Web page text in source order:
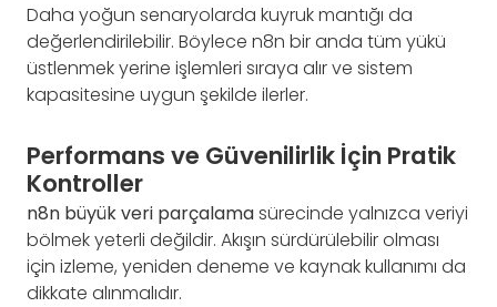
Daha yoğun senaryolarda kuyruk mantığı da
değerlendirilebilir. Böylece n8n bir anda tüm yükü
üstlenmek yerine işlemleri sıraya alır ve sistem
kapasitesine uygun şekilde ilerler.
Performans ve Güvenilirlik İçin Pratik
Kontroller
n8n büyük veri parçalamasürecinde yalnızca veriyi
bölmek yeterli değildir. Akışın sürdürülebilir olması
için izleme, yeniden deneme ve kaynak kullanımı da
dikkate alınmalıdır.